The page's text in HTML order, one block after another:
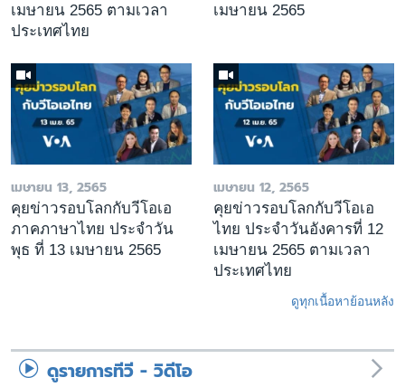
เมษายน 2565 ตามเวลา
ประเทศไทย
เมษายน 2565
เมษายน 13, 2565
คุยข่าวรอบโลกกับวีโอเอ
ภาคภาษาไทย ประจำวัน
พุธ ที่ 13 เมษายน 2565
เมษายน 12, 2565
คุยข่าวรอบโลกกับวีโอเอ
ไทย ประจำวันอังคารที่ 12
เมษายน 2565 ตามเวลา
ประเทศไทย
ดูทุกเนื้อหาย้อนหลัง
ดูรายการทีวี - วิดีโอ